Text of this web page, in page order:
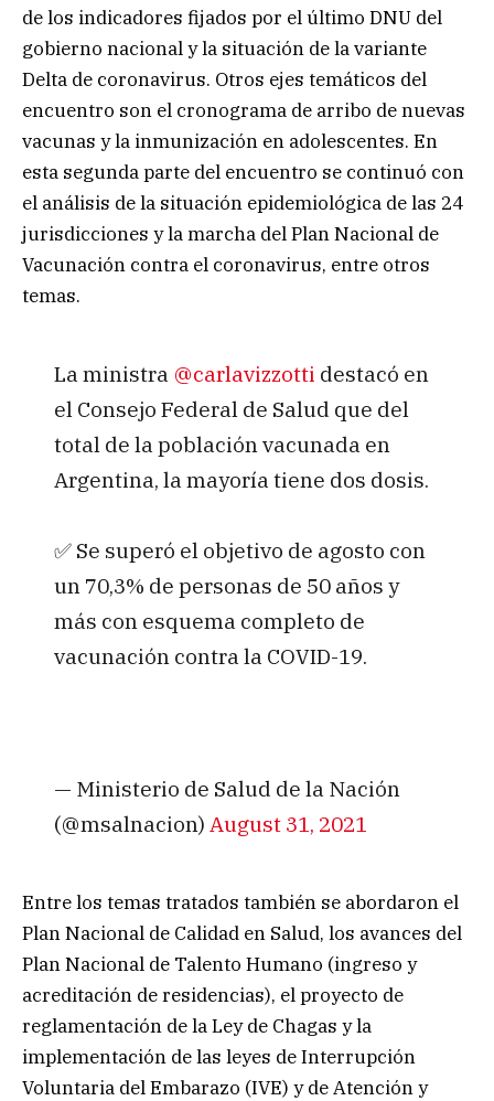
de los indicadores fijados por el último DNU del
gobierno nacional y la situación de la variante
Delta de coronavirus. Otros ejes temáticos del
encuentro son el cronograma de arribo de nuevas
vacunas y la inmunización en adolescentes. En
esta segunda parte del encuentro se continuó con
el análisis de la situación epidemiológica de las 24
jurisdicciones y la marcha del Plan Nacional de
Vacunación contra el coronavirus, entre otros
temas.
La ministra @carlavizzotti destacó en
el Consejo Federal de Salud que del
total de la población vacunada en
Argentina, la mayoría tiene dos dosis.
✅ Se superó el objetivo de agosto con
un 70,3% de personas de 50 años y
más con esquema completo de
vacunación contra la COVID-19.
— Ministerio de Salud de la Nación
(@msalnacion) August 31, 2021
Entre los temas tratados también se abordaron el
Plan Nacional de Calidad en Salud, los avances del
Plan Nacional de Talento Humano (ingreso y
acreditación de residencias), el proyecto de
reglamentación de la Ley de Chagas y la
implementación de las leyes de Interrupción
Voluntaria del Embarazo (IVE) y de Atención y